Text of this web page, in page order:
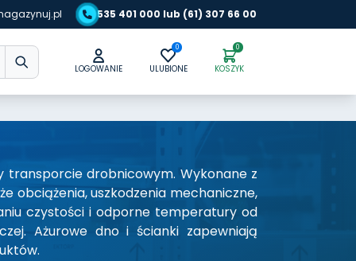
535 401 000 lub (61) 307 66 00
LOGOWANIE
0
ULUBIONE
0
KOSZYK
transporcie drobnicowym. Wykonane z
obciążenia, uszkodzenia mechaniczne,
czystości i odporne temperatury od
Ażurowe dno i ścianki zapewniają